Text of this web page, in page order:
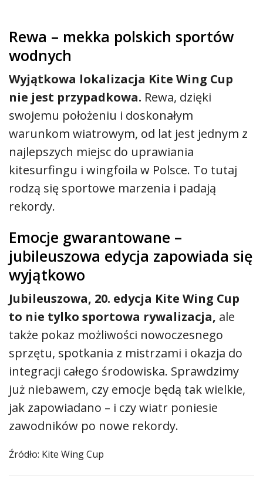
Rewa – mekka polskich sportów
wodnych
Wyjątkowa lokalizacja Kite Wing Cup
nie jest przypadkowa. Rewa, dzięki
swojemu położeniu i doskonałym
warunkom wiatrowym, od lat jest jednym z
najlepszych miejsc do uprawiania
kitesurfingu i wingfoila w Polsce. To tutaj
rodzą się sportowe marzenia i padają
rekordy.
Emocje gwarantowane –
jubileuszowa edycja zapowiada się
wyjątkowo
Jubileuszowa, 20. edycja Kite Wing Cup
to nie tylko sportowa rywalizacja, ale
także pokaz możliwości nowoczesnego
sprzętu, spotkania z mistrzami i okazja do
integracji całego środowiska. Sprawdzimy
już niebawem, czy emocje będą tak wielkie,
jak zapowiadano – i czy wiatr poniesie
zawodników po nowe rekordy.
Źródło: Kite Wing Cup